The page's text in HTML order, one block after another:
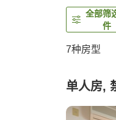
全部筛
件
7种房型
单人房,